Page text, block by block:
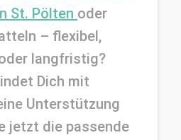
St. Pölten oder
– flexibel,
langfristig?
Dich mit
Unterstützung
jetzt die passende